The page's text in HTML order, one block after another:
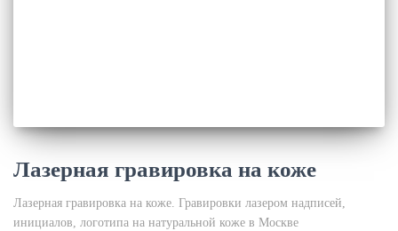
Лазерная гравировка на коже
Лазерная гравировка на коже. Гравировки лазером надписей,
инициалов, логотипа на натуральной коже в Москве